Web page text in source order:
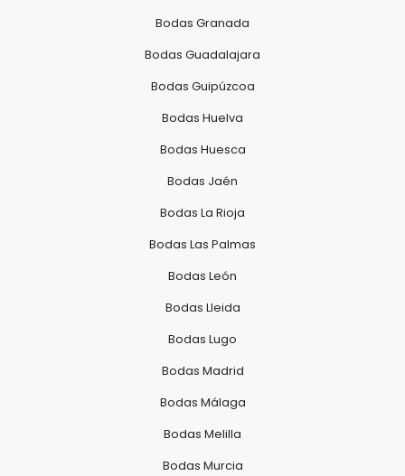
Bodas Granada
Bodas Guadalajara
Bodas Guipúzcoa
Bodas Huelva
Bodas Huesca
Bodas Jaén
Bodas La Rioja
Bodas Las Palmas
Bodas León
Bodas Lleida
Bodas Lugo
Bodas Madrid
Bodas Málaga
Bodas Melilla
Bodas Murcia